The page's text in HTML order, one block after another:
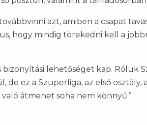
azt, amiben a csapat
hogy mindig törekedni kell a
lehetőséget kap. Róluk
ez a Szuperliga, az első osztály,
átmenet soha nem könnyű.”